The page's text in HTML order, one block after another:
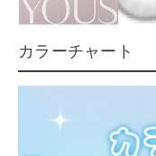
カラーチャート